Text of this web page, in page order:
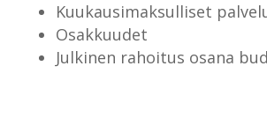
Kuukausimaksulliset
Osakkuudet
Julkinen rahoitus osana